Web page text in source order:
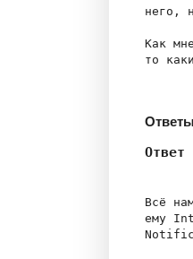
него,
Как
то
Ответы
Ответ
Всё
ему